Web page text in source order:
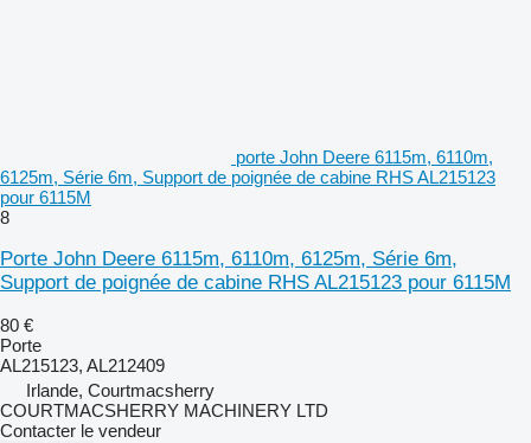
porte John Deere 6115m, 6110m,
6125m, Série 6m, Support de poignée de cabine RHS AL215123
pour 6115M
8
Porte John Deere 6115m, 6110m, 6125m, Série 6m,
Support de poignée de cabine RHS AL215123 pour 6115M
80 €
Porte
AL215123, AL212409
Irlande, Courtmacsherry
COURTMACSHERRY MACHINERY LTD
Contacter le vendeur